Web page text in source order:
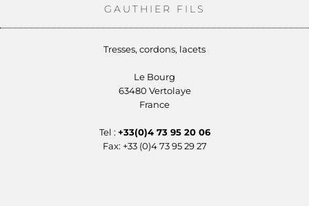
GAUTHIER FILS
Tresses, cordons, lacets
Le Bourg
63480 Vertolaye
France
Tel : +33(0)4 73 95 20 06
Fax: +33 (0)4 73 95 29 27